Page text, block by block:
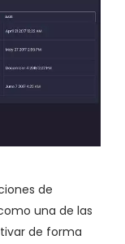
de
una de las
de forma